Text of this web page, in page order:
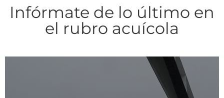
Infórmate de lo último en
el rubro acuícola